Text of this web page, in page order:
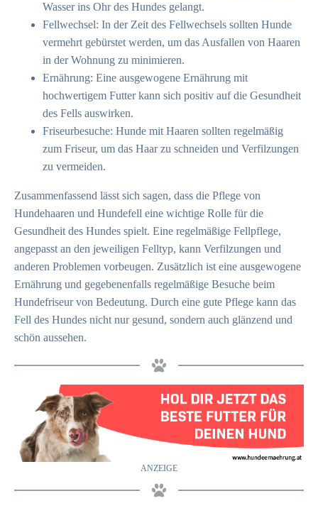
Wasser ins Ohr des Hundes gelangt.
Fellwechsel: In der Zeit des Fellwechsels sollten Hunde
vermehrt gebürstet werden, um das Ausfallen von Haaren
in der Wohnung zu minimieren.
Ernährung: Eine ausgewogene Ernährung mit
hochwertigem Futter kann sich positiv auf die Gesundheit
des Fells auswirken.
Friseurbesuche: Hunde mit Haaren sollten regelmäßig
zum Friseur, um das Haar zu schneiden und Verfilzungen
zu vermeiden.
Zusammenfassend lässt sich sagen, dass die Pflege von
Hundehaaren und Hundefell eine wichtige Rolle für die
Gesundheit des Hundes spielt. Eine regelmäßige Fellpflege,
angepasst an den jeweiligen Felltyp, kann Verfilzungen und
anderen Problemen vorbeugen. Zusätzlich ist eine ausgewogene
Ernährung und gegebenenfalls regelmäßige Besuche beim
Hundefriseur von Bedeutung. Durch eine gute Pflege kann das
Fell des Hundes nicht nur gesund, sondern auch glänzend und
schön aussehen.
ANZEIGE